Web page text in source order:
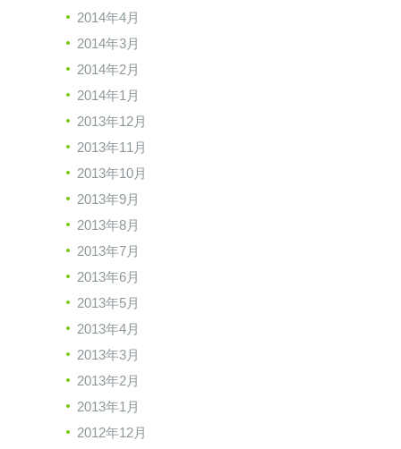
2014年4月
2014年3月
2014年2月
2014年1月
2013年12月
2013年11月
2013年10月
2013年9月
2013年8月
2013年7月
2013年6月
2013年5月
2013年4月
2013年3月
2013年2月
2013年1月
2012年12月